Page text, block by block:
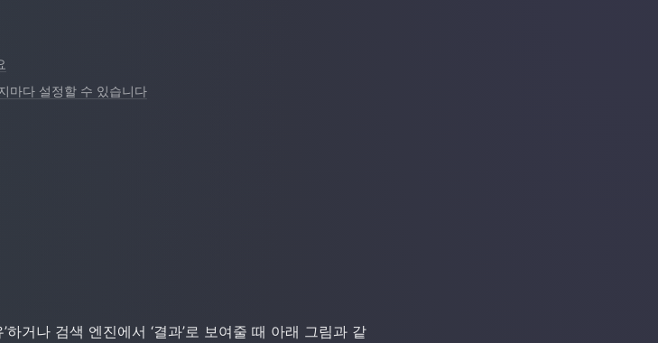
마다 설정할 수 있습니다
거나 검색 엔진에서 ‘결과’로 보여줄 때 아래 그림과 같